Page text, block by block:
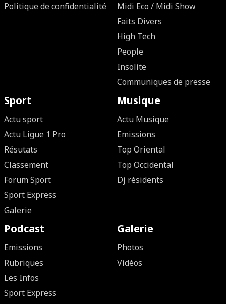
Politique de confidentialité
Midi Eco / Midi Show
Faits Divers
High Tech
People
Insolite
Communiques de presse
Sport
Actu sport
Actu Ligue 1 Pro
Résutats
Classement
Forum Sport
Sport Express
Galerie
Musique
Actu Musique
Emissions
Top Oriental
Top Occidental
Dj résidents
Podcast
Emissions
Rubriques
Les Infos
Sport Express
Galerie
Photos
Vidéos